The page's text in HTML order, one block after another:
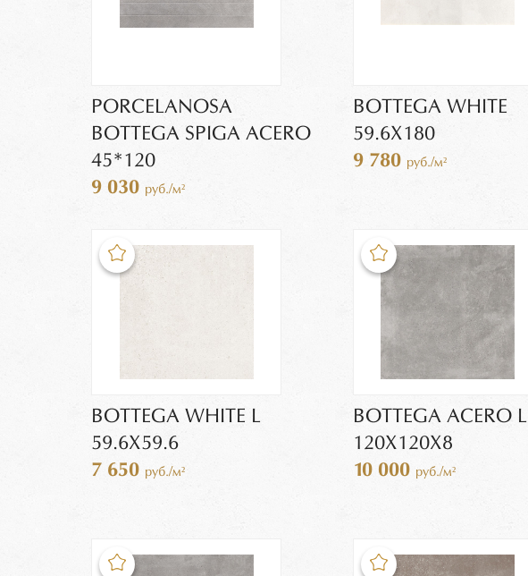
PORCELANOSA
BOTTEGA SPIGA ACERO
45*120
9 030 руб./м²
BOTTEGA WHITE
59.6Х180
9 780 руб./м²
BOTTEGA WHITE L
59.6Х59.6
7 650 руб./м²
BOTTEGA ACERO L
120Х120X8
10 000 руб./м²